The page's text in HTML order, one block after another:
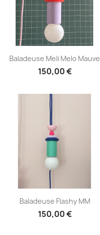
Aperçu rapide
Baladeuse Meli Melo Mauve
150,00 €
Aperçu rapide
Baladeuse Flashy MM
150,00 €